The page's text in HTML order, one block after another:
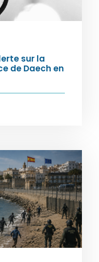
sur la
de Daech en